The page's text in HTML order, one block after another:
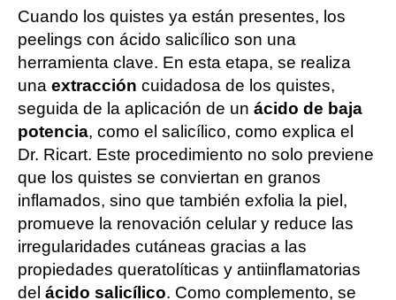
Cuando los quistes ya están presentes, los
peelings con ácido salicílico son una
herramienta clave. En esta etapa, se realiza
una extracción cuidadosa de los quistes,
seguida de la aplicación de un ácido de baja
potencia, como el salicílico, como explica el
Dr. Ricart. Este procedimiento no solo previene
que los quistes se conviertan en granos
inflamados, sino que también exfolia la piel,
promueve la renovación celular y reduce las
irregularidades cutáneas gracias a las
propiedades queratolíticas y antiinflamatorias
del ácido salicílico. Como complemento, se